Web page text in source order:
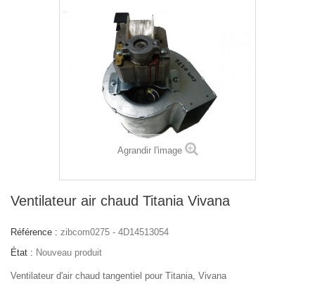
Agrandir l'image
Ventilateur air chaud Titania Vivana
Référence : zibcom0275 - 4D14513054
État : Nouveau produit
Ventilateur d'air chaud tangentiel pour Titania, Vivana